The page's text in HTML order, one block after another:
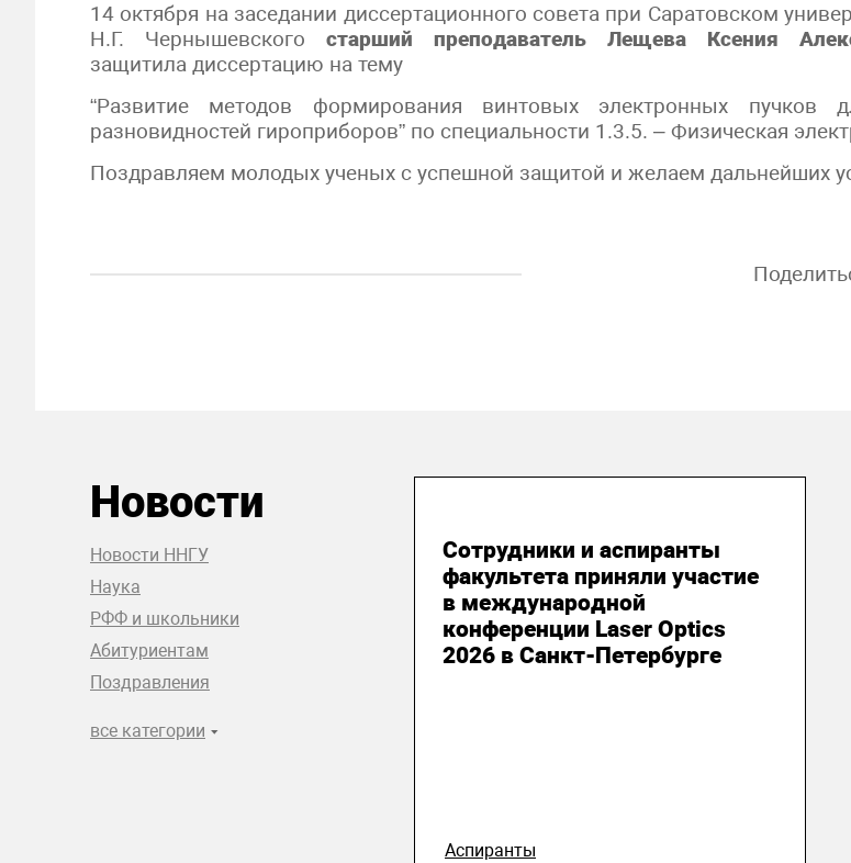
14 октября на заседании диссертационного совета при Саратовском
Н.Г. Чернышевского старший преподаватель Лещева Ксения
защитила диссертацию на тему
“Развитие методов формирования винтовых электронных пучков
разновидностей гироприборов” по специальности 1.3.5. – Физическая
Поздравляем молодых ученых с успешной защитой и желаем дальнейших
Новости
Новости ННГУ
Наука
РФФ и школьники
Абитуриентам
Поздравления
все категории
Сотрудники и аспиранты
факультета приняли участие
в международной
конференции Laser Optics
2026 в Санкт-Петербурге
Аспиранты